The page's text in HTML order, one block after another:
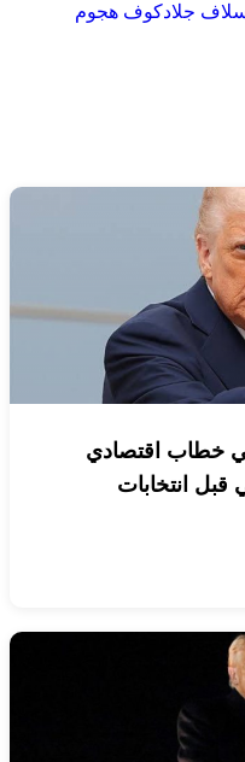
جلادكوف هجوم
خطاب اقتصادي
قبل انتخابات